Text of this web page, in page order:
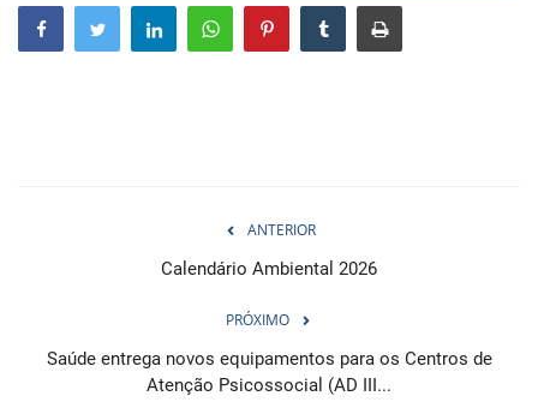
Webmail
ANTERIOR
Calendário Ambiental 2026
PRÓXIMO
Saúde entrega novos equipamentos para os Centros de
Atenção Psicossocial (AD III...